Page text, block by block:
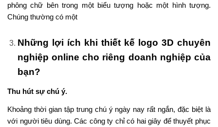
phông chữ bên trong một biểu tượng hoặc một hình tượng.
Chúng thường có một
Những lợi ích khi thiết kế logo 3D chuyên
nghiệp online cho riêng doanh nghiệp của
bạn?
Thu hút sự chú ý.
Khoảng thời gian tập trung chú ý ngày nay rất ngắn, đặc biệt là
với người tiêu dùng. Các công ty chỉ có hai giây để thuyết phục